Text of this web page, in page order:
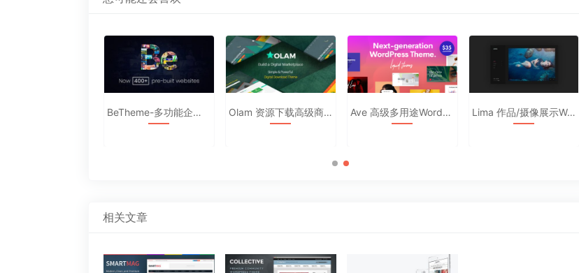
章：
BeTheme-多功能企业主题汉化破解版 Olam 资源下载高级商城中文主题 Ave 高级多用途WordPress主题破解汉化版2.4 Lima 作品/摄像展示WordPress主题汉化
相关文章